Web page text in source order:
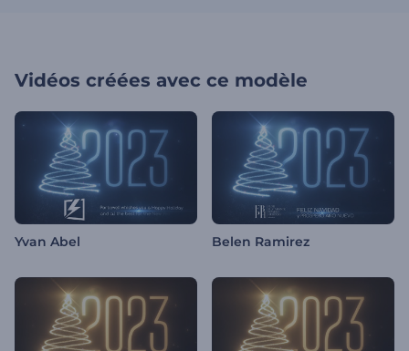
Vidéos créées avec ce modèle
Yvan Abel Belen Ramirez